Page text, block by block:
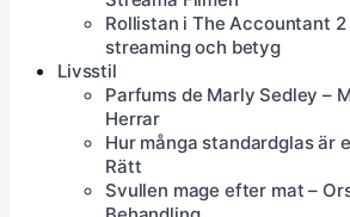
Rollistan i The Accountant 2
streaming och betyg
Livsstil
Parfums de Marly Sedley –
Herrar
Hur många standardglas är
Rätt
Svullen mage efter mat –